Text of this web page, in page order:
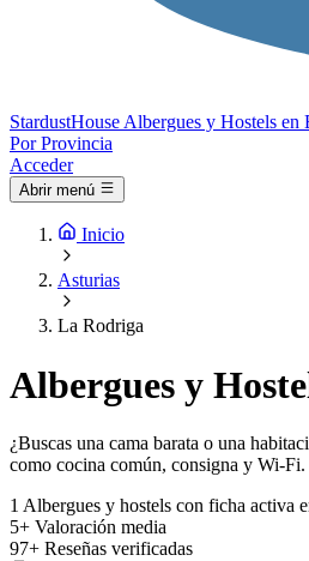
StardustHouse Albergues y Hostels en
Por Provincia
Acceder
Abrir menú
Inicio
Asturias
La Rodriga
Albergues y
¿Buscas una cama barata o una
como cocina común, consigna y Wi-Fi.
1 Albergues y hostels con ficha activa
5+ Valoración media
97+ Reseñas verificadas